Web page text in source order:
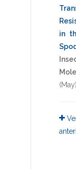
in
(May),